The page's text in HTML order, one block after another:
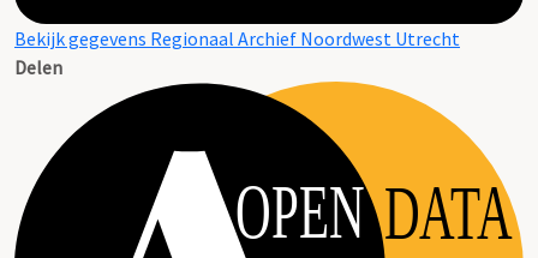
Bekijk gegevens Regionaal Archief Noordwest Utrecht
Delen
OPEN DATA